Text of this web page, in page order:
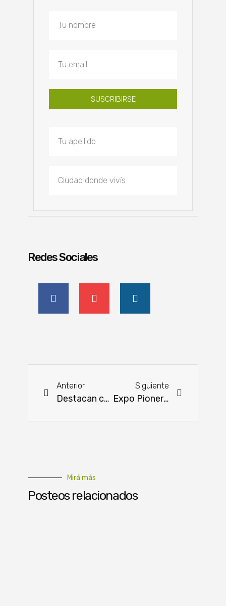
SUSCRIBIRSE
Redes Sociales
Anterior
Destacan cuidado del medioambiente como eje principal de la gestión en Yacyretá
Siguiente
Expo Pioneros proyecta un mayor desarrollo en pro de la región chaqueña
Mirá más
Posteos relacionados